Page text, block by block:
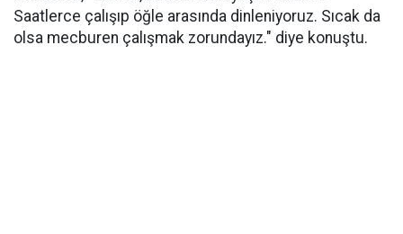
Saatlerce çalışıp öğle arasında dinleniyoruz. Sıcak da
olsa mecburen çalışmak zorundayız." diye konuştu.